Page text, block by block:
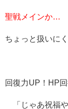
聖戦メインか…
ちょっと扱いに
回復力UP！HP
「 じゃあ祝福